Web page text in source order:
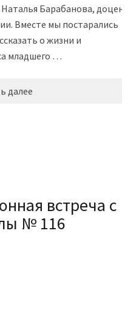
Барабанова, доцент
Вместе мы постарались
о жизни и
младшего …
далее
встреча с
№ 116